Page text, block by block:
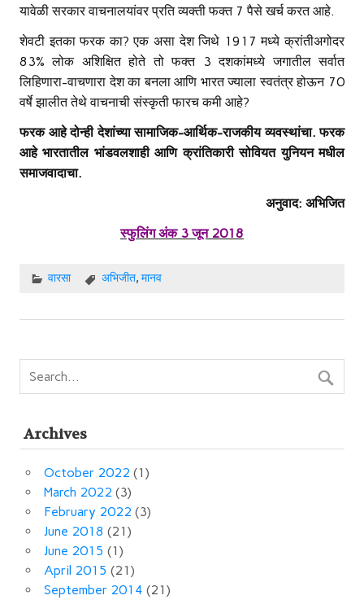
यावेळी सरकार वाचनालयांवर प्रति व्यक्ती फक्त 7 पैसे खर्च करत आहे.
शेवटी इतका फरक का? एक असा देश जिथे 1917 मध्ये क्रांतीअगोदर
83% लोक अशिक्षित होते तो फक्त 3 दशकांमध्ये जगातील सर्वात
लिहिणारा-वाचणारा देश का बनला आणि भारत ज्याला स्वतंत्र होऊन 70
वर्षे झालीत तेथे वाचनाची संस्कृती फारच कमी आहे?
फरक आहे दोन्ही देशांच्या सामाजिक-आर्थिक-राजकीय व्यवस्थांचा. फरक
आहे भारतातील भांडवलशाही आणि क्रांतिकारी सोवियत युनियन मधील
समाजवादाचा.
अनुवाद: अभिजित
स्फुलिंग अंक 3 जून 2018
वारसा अभिजीत,मानव
Archives
October 2022 (1)
March 2022 (3)
February 2022 (3)
June 2018 (21)
June 2015 (1)
April 2015 (21)
September 2014 (21)